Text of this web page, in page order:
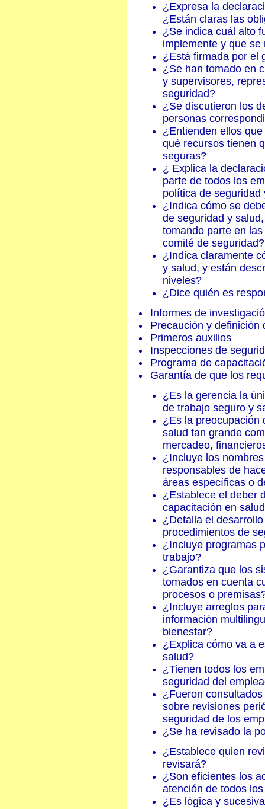
¿Expresa la
¿Están claras las
¿Se indica cuál alto
implemente y que
¿Está firmada por el
¿Se han tomado en
y supervisores,
seguridad?
¿Se discutieron los
personas
¿Entienden ellos
qué recursos tienen
seguras?
¿ Explica la
parte de todos los
política de seguridad
¿Indica cómo se
de seguridad y
tomando parte en
comité de seguridad?
¿Indica claramente
y salud, y están
niveles?
¿Dice quién es
Informes de
Precaución y definición
Primeros auxilios
Inspecciones de
Programa de
Garantía de que los
¿Es la gerencia la
de trabajo seguro y
¿Es la preocupación
salud tan grande
mercadeo,
¿Incluye los
responsables de
áreas específicas o
¿Establece el deber
capacitación en
¿Detalla el
procedimientos de
¿Incluye programas
trabajo?
¿Garantiza que los
tomados en cuenta
procesos o
¿Incluye arreglos
información
bienestar?
¿Explica cómo va a
salud?
¿Tienen todos los
seguridad del
¿Fueron
sobre revisiones
seguridad de los
¿Se ha revisado la
¿Establece quien
revisará?
¿Son eficientes los
atención de todos
¿Es lógica y